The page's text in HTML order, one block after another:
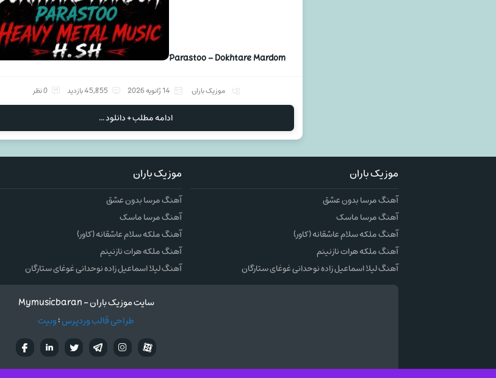
Parastoo – Dokhtare Mardom
موزیک باران 14 ژانویه 2026 45,855 بازدید 0 نظر
ادامه مطلب + دانلود ...
موزیک باران
آهنگ مرسا بدون عشق
آهنگ مرسا ماسک
آهنگ ملکه سلام عاشقانه (کاور)
آهنگ ملکه هرات نازنینم
آهنگ لیلا اسماعیل زاده نوحدانی غوغای ستارگان
موزیک باران
آهنگ مرسا بدون عشق
آهنگ مرسا ماسک
آهنگ ملکه سلام عاشقانه (کاور)
آهنگ ملکه هرات نازنینم
آهنگ لیلا اسماعیل زاده نوحدانی غوغای ستارگان
سایت موزیک باران - Mymusicbaran
طراحی قالب وردپرس:وبیت
تويترتلگرام
اینستاگرام آپارات